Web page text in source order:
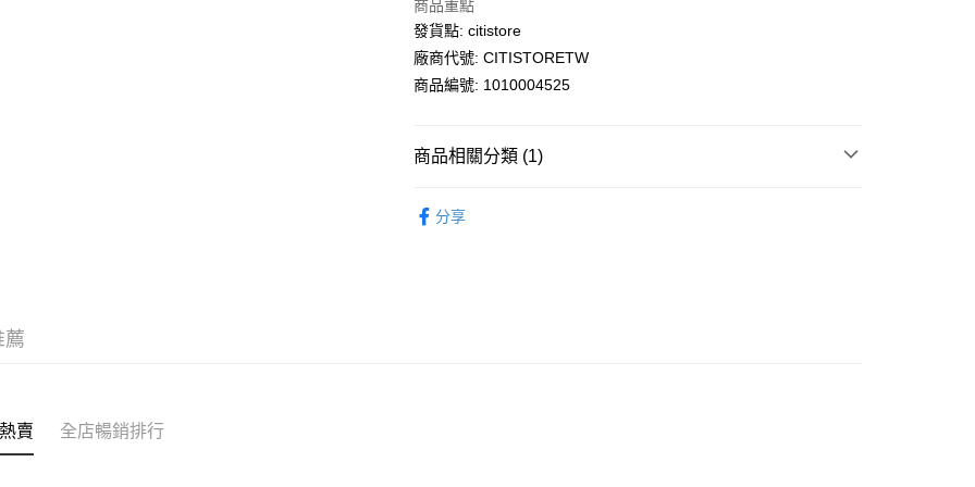
PayMe
WeChat Pay
每筆HK$100.00，滿HK$500.00或以上免運費
商品重點
發貨點: citistore
廠商代號: CITISTORETW
商品編號: 1010004525
商品相關分類 (1)
分享
薦
賣 全店暢銷排行